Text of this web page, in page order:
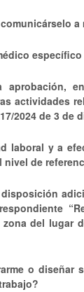
aprobación,
actividades
2024 de 3 de
laboral y a
de
del lugar
o